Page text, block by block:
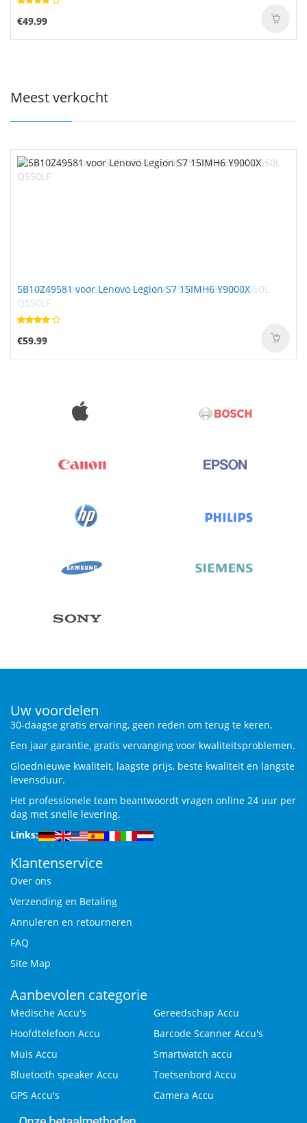
€49.99
Meest verkocht
5B10Z49581 voor Lenovo Legion S7 15IMH6 Y9000X
€59.99
Uw voordelen
30-daagse gratis ervaring, geen reden om terug te keren.
Een jaar garantie, gratis vervanging voor kwaliteitsproblemen.
Gloednieuwe kwaliteit, laagste prijs, beste kwaliteit en langste
levensduur.
Het professionele team beantwoordt vragen online 24 uur per
dag met snelle levering.
Links:
Klantenservice
Over ons
Verzending en Betaling
Annuleren en retourneren
FAQ
Site Map
Aanbevolen categorie
Medische Accu's
Gereedschap Accu
Hoofdtelefoon Accu
Barcode Scanner Accu's
Muis Accu
Smartwatch accu
Bluetooth speaker Accu
Toetsenbord Accu
GPS Accu's
Camera Accu